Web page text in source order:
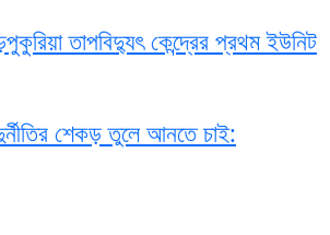
তাপবিদ্যুৎ কেন্দ্রের প্রথম ইউনিট
শেকড় তুলে আনতে চাই: